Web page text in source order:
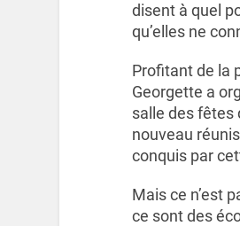
disent à quel
qu’elles ne
Profitant de la
Georgette a
salle des fêtes
nouveau
conquis par
Mais ce n’est
ce sont des